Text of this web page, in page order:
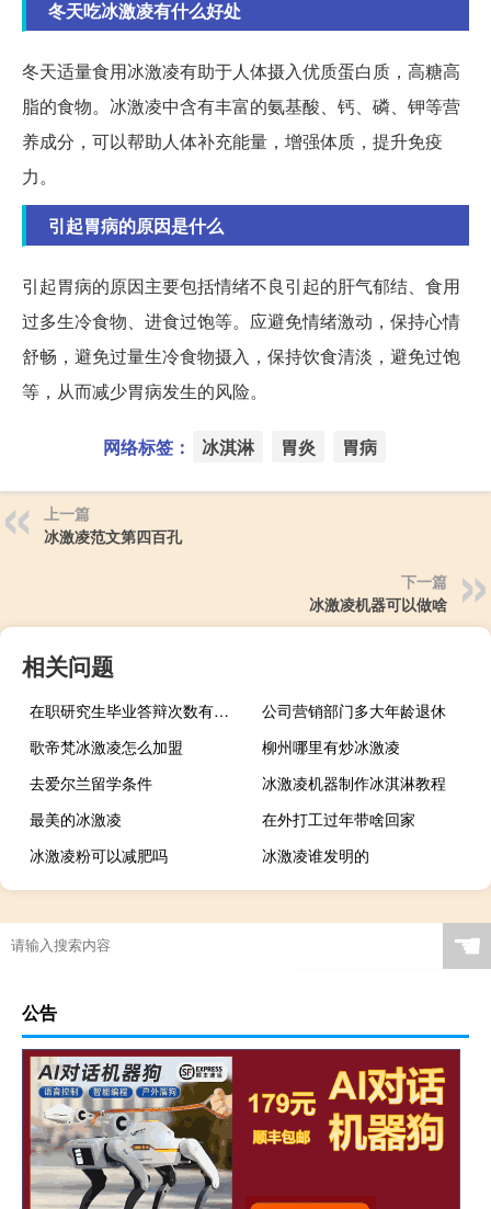
冬天吃冰激凌有什么好处
冬天适量食用冰激凌有助于人体摄入优质蛋白质，高糖高
脂的食物。冰激凌中含有丰富的氨基酸、钙、磷、钾等营
养成分，可以帮助人体补充能量，增强体质，提升免疫
力。
引起胃病的原因是什么
引起胃病的原因主要包括情绪不良引起的肝气郁结、食用
过多生冷食物、进食过饱等。应避免情绪激动，保持心情
舒畅，避免过量生冷食物摄入，保持饮食清淡，避免过饱
等，从而减少胃病发生的风险。
网络标签： 冰淇淋 胃炎 胃病
上一篇
冰激凌范文第四百孔
下一篇
冰激凌机器可以做啥
相关问题
在职研究生毕业答辩次数有上限要求吗
公司营销部门多大年龄退休
歌帝梵冰激凌怎么加盟
柳州哪里有炒冰激凌
去爱尔兰留学条件
冰激凌机器制作冰淇淋教程
最美的冰激凌
在外打工过年带啥回家
冰激凌粉可以减肥吗
冰激凌谁发明的
☚
公告